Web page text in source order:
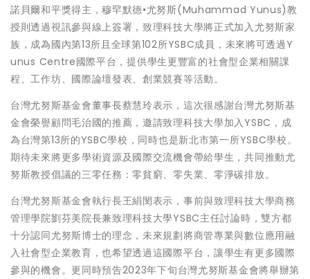
諾貝爾和平獎得主，穆罕默德•尤努斯(Muhammad Yunus)教
授則透過視訊參與線上簽署，致理科技大學將正式加入尤努斯家
族，成為國內第13所且全球第102所YSBC成員，未來將可透過Y
unus Centre國際平台，提供學生更豐富的社會型企業相關課
程、工作坊、國際論壇發表、創業競賽等活動。
台灣尤努斯基金會董事長蔡慧玲表示，這次很感謝台灣尤努斯基
金會榮譽顧問毛治國的推薦，邀請致理科技大學加入YSBC，成
為台灣第13所的YSBC學校，同時也是新北市第一所YSBC學校。
期待未來將更多學術資源及國際交流機會帶給學生，共同推動尤
努斯教授倡議的三零任務：零貧窮、零失業、零淨碳排放。
台灣尤努斯基金會執行長王絹閔表示，事前與致理科技大學商務
管理學院劉芬美院長兼致理科技大學YSBC主任討論時，雙方都
十分認同尤努斯博士的理念，未來規劃將商管專業與數位應用融
入社會型企業教育，也希望透過這國際平台，讓學生有更多國際
參與的機會。更同時預告2023年下旬台灣尤努斯基金會將舉辦第